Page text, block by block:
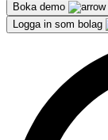
Boka demo
Logga in som bolag